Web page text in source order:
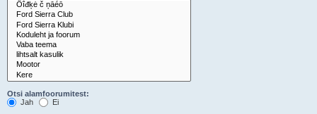
Otsi alamfoorumitest:
Jah
Ei